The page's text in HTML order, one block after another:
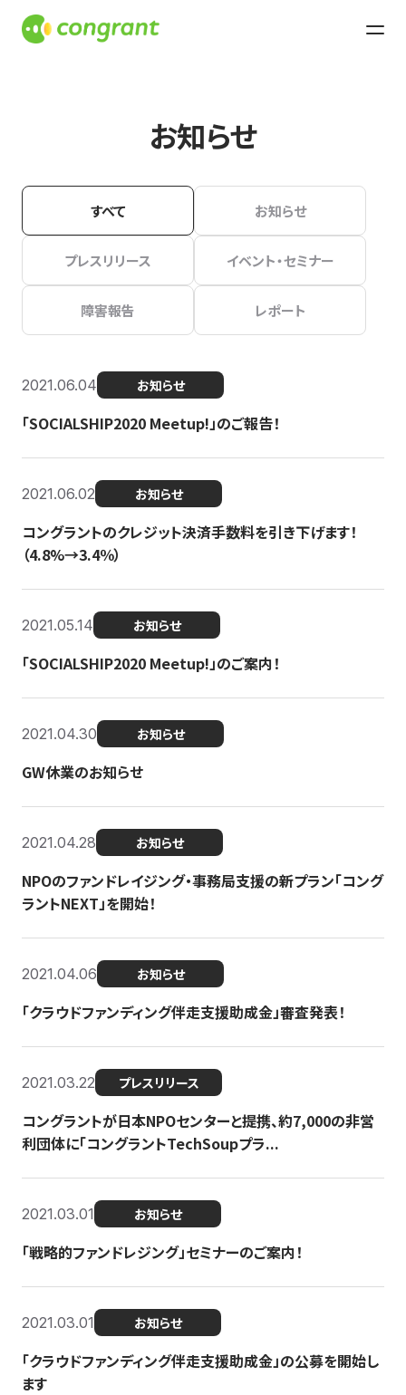
お知らせ
すべて お知らせ
プレスリリース イベント・セミナー
障害報告 レポート
2021.06.04 お知らせ
「SOCIALSHIP2020 Meetup!」のご報告！
2021.06.02 お知らせ
コングラントのクレジット決済手数料を引き下げます！
（4.8%→3.4％）
2021.05.14 お知らせ
「SOCIALSHIP2020 Meetup!」のご案内！
2021.04.30 お知らせ
GW休業のお知らせ
2021.04.28 お知らせ
NPOのファンドレイジング・事務局支援の新プラン「コング
ラントNEXT」を開始！
2021.04.06 お知らせ
「クラウドファンディング伴走支援助成金」審査発表！
2021.03.22 プレスリリース
コングラントが日本NPOセンターと提携、約7,000の非営
利団体に「コングラントTechSoupプラ...
2021.03.01 お知らせ
「戦略的ファンドレジング」セミナーのご案内！
2021.03.01 お知らせ
「クラウドファンディング伴走支援助成金」の公募を開始し
ます